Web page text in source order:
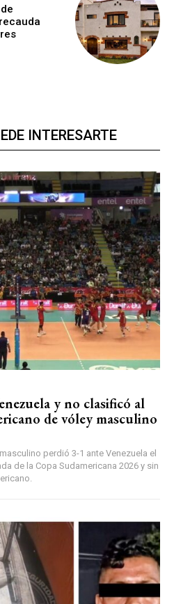
INTERESARTE
y no clasificó al
de vóley masculino
perdió 3-1 ante Venezuela el
de la Copa Sudamericana 2026 y sin